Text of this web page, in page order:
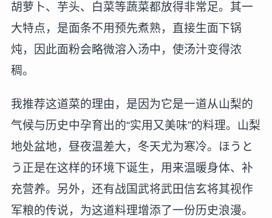
胡萝卜、芋头、白菜等蔬菜都放得非常足。其一
大特点，是面条不用预先煮熟，直接生面下锅
炖，因此面粉会略微溶入汤中，使汤汁变得浓
稠。
我推荐这道菜的理由，是因为它是一道从山梨的
气候与历史中孕育出的“实用又美味”的料理。山梨
地处盆地，昼夜温差大，冬天尤为寒冷。ほうと
う正是在这样的环境下诞生，用来温暖身体、补
充营养。另外，还有战国武将武田信玄将其视作
军粮的传说，为这道料理增添了一份历史浪漫。